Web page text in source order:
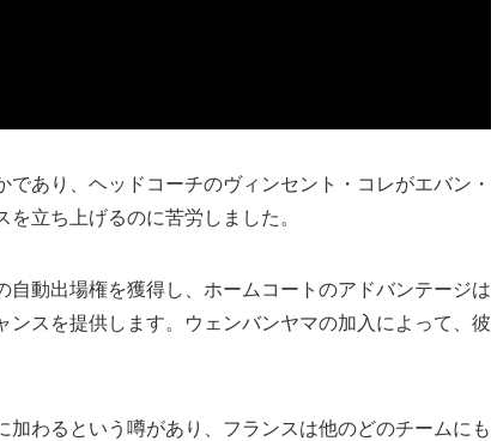
あり、ヘッドコーチのヴィンセント・コレがエバン・
立ち上げるのに苦労しました。
動出場権を獲得し、ホームコートのアドバンテージは
スを提供します。ウェンバンヤマの加入によって、彼
わるという噂があり、フランスは他のどのチームにも